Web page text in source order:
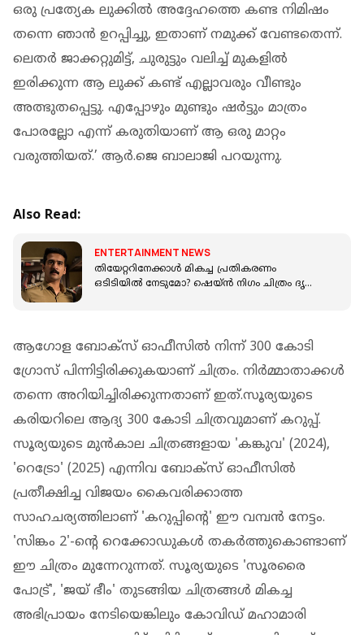
ഒരു പ്രത്യേക ലുക്കിൽ അദ്ദേഹത്തെ കണ്ട നിമിഷം
തന്നെ ഞാൻ ഉറപ്പിച്ചു, ഇതാണ് നമുക്ക് വേണ്ടതെന്ന്.
ലെതർ ജാക്കറ്റുമിട്ട്, ചുരുട്ടും വലിച്ച് മുകളിൽ
ഇരിക്കുന്ന ആ ലുക്ക് കണ്ട് എല്ലാവരും വീണ്ടും
അത്ഭുതപ്പെട്ടു. എപ്പോഴും മുണ്ടും ഷർട്ടും മാത്രം
പോരല്ലോ എന്ന് കരുതിയാണ് ആ ഒരു മാറ്റം
വരുത്തിയത്.’ ആർ.ജെ ബാലാജി പറയുന്നു.
Also Read:
ENTERTAINMENT NEWS
തിയേറ്ററിനേക്കാൾ മികച്ച പ്രതികരണം
ഒടിടിയിൽ നേടുമോ? ഷെയ്ൻ നിഗം ചിത്രം ദൃഢം
ആഗോള ബോക്സ് ഓഫീസില്‍ നിന്ന് 300 കോടി
ഗ്രോസ് പിന്നിട്ടിരിക്കുകയാണ് ചിത്രം. നിര്‍മ്മാതാക്കള്‍
തന്നെ അറിയിച്ചിരിക്കുന്നതാണ് ഇത്.സൂര്യയുടെ
കരിയറിലെ ആദ്യ 300 കോടി ചിത്രവുമാണ് കറുപ്പ്.
സൂര്യയുടെ മുൻകാല ചിത്രങ്ങളായ 'കങ്കുവ' (2024),
'റെട്രോ' (2025) എന്നിവ ബോക്സ് ഓഫീസിൽ
പ്രതീക്ഷിച്ച വിജയം കൈവരിക്കാത്ത
സാഹചര്യത്തിലാണ് 'കറുപ്പിന്റെ' ഈ വമ്പൻ നേട്ടം.
'സിങ്കം 2'-ന്റെ റെക്കോഡുകൾ തകർത്തുകൊണ്ടാണ്
ഈ ചിത്രം മുന്നേറുന്നത്. സൂര്യയുടെ 'സൂരരൈ
പോട്ര്', 'ജയ് ഭീം' തുടങ്ങിയ ചിത്രങ്ങൾ മികച്ച
അഭിപ്രായം നേടിയെങ്കിലും കോവിഡ് മഹാമാരി